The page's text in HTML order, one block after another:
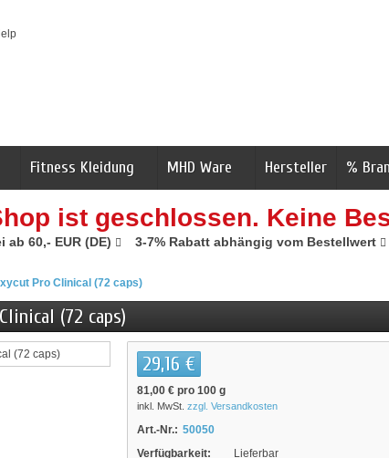
Fitness Kleidung MHD Ware Hersteller %
ist geschlossen. Keine
ab 60,- EUR (DE) 3-7% Rabatt abhängig vom Bestellwert
Pro Clinical (72 caps)
(72 caps)
29,16 €
81,00 € pro 100 g
inkl. MwSt. zzgl. Versandkosten
Art.-Nr.: 50050
Verfügbarkeit:
Lieferbar